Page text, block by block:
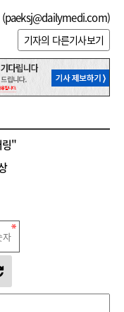
paeksj@dailymedi.com)
기자의 다른기사보기
링"